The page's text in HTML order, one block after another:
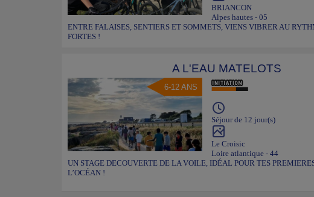
BRIANCON
Alpes hautes - 05
ENTRE FALAISES, SENTIERS ET SOMMETS, VIENS VIBRER AU
FORTES !
A L'EAU MATELOTS
6-12 ANS
Séjour de 12 jour(s)
Le Croisic
Loire atlantique - 44
UN STAGE DECOUVERTE DE LA VOILE, IDÉAL POUR TES
L’OCÉAN !